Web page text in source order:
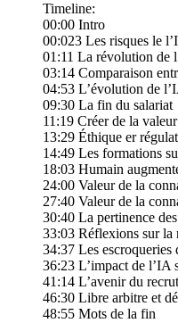
Timeline:
00:00 Intro
00:023 Les risques le
01:11 La révolution de
03:14 Comparaison
04:53 L’évolution de
09:30 La fin du salariat
11:19 Créer de la
13:29 Éthique er
14:49 Les formations
18:03 Humain
24:00 Valeur de la
27:40 Valeur de la
30:40 La pertinence
33:03 Réflexions sur la
34:37 Les
36:23 L’impact de l’IA
41:14 L’avenir du
46:30 Libre arbitre et
48:55 Mots de la fin